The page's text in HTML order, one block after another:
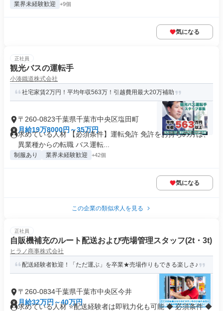
業界未経験歓迎 +9個
気になる
正社員
観光バスの運転手
小湊鐵道株式会社
社宅家賃2万円！平均年収563万！引越費用最大20万補助
〒260-0823千葉県千葉市中央区塩田町
月給19万8000円～35万円
求めている人材 【必須条件】運転免許 免許をお持ちの方は、
異業種からの転職 バス運転...
制服あり 業界未経験歓迎 +42個
気になる
この企業の類似求人を見る
正社員
自販機補充のルート配送および売場管理スタッフ(2t・3t)
ヒラノ商事株式会社
配送経験者歓迎！「ただ運ぶ」を卒業★売場作りもできる楽しさ♪
〒260-0834千葉県千葉市中央区今井
月給32万円～40万円
求めている人材 ⭐配送経験者は即戦力化も可能 ◆ 必須条件 ◆